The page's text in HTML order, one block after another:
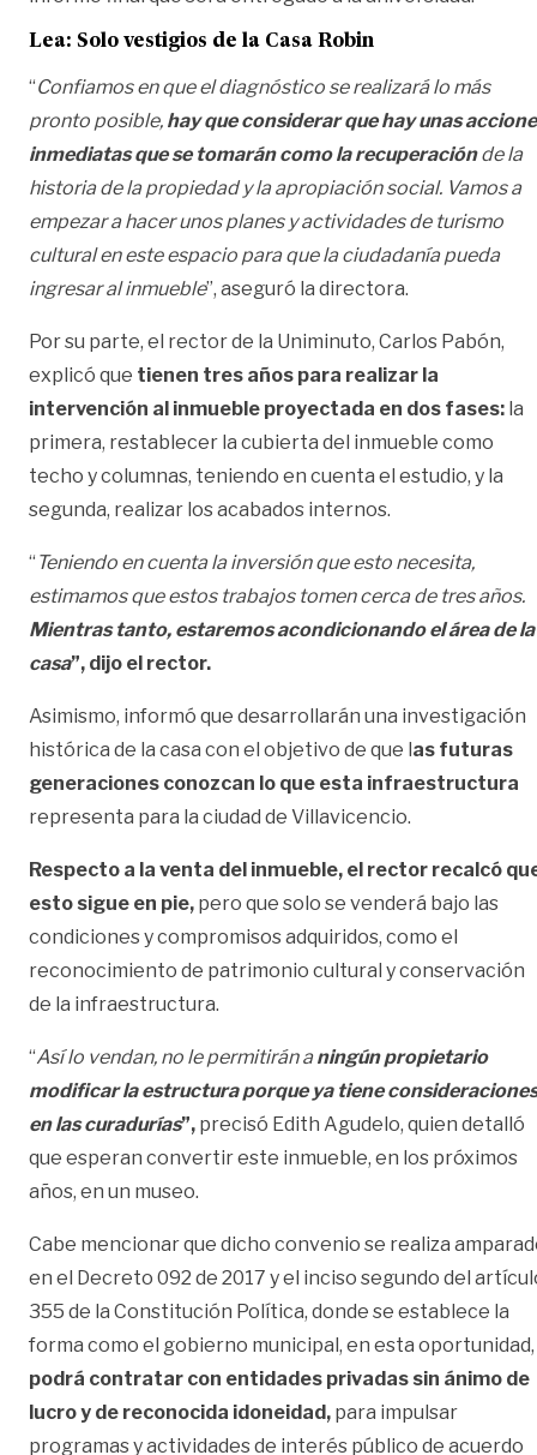
Lea: Solo vestigios de la Casa Robin
“Confiamos en que el diagnóstico se realizará lo más
pronto posible, hay que considerar que hay unas
inmediatas que se tomarán como la recuperaciónde la
historia de la propiedad y la apropiación social. Vamos a
empezar a hacer unos planes y actividades de turismo
cultural en este espacio para que la ciudadanía pueda
ingresar al inmueble”, aseguró la directora.
Por su parte, el rector de la Uniminuto, Carlos Pabón,
explicó que tienen tres años para realizar la
intervención al inmueble proyectada en dos fases: la
primera, restablecer la cubierta del inmueble como
techo y columnas, teniendo en cuenta el estudio, y la
segunda, realizar los acabados internos.
“ Teniendo en cuenta la inversión que esto necesita,
estimamos que estos trabajos tomen cerca de tres años.
Mientras tanto, estaremos acondicionando el área de la
casa”, dijo el rector.
Asimismo, informó que desarrollarán una investigación
histórica de la casa con el objetivo de que l as futuras
generaciones conozcan lo que esta infraestructura
representa para la ciudad de Villavicencio.
Respecto a la venta del inmueble, el rector recalcó
esto sigue en pie, pero que solo se venderá bajo las
condiciones y compromisos adquiridos, como el
reconocimiento de patrimonio cultural y conservación
de la infraestructura.
“Así lo vendan, no le permitirán aningún propietario
modificar la estructura porque ya tiene consideraciones
en las curadurías”, precisó Edith Agudelo, quien detalló
que esperan convertir este inmueble, en los próximos
años, en un museo.
Cabe mencionar que dicho convenio se realiza
en el Decreto 092 de 2017 y el inciso segundo del
355 de la Constitución Política, donde se establece la
forma como el gobierno municipal, en esta oportunidad,
podrá contratar con entidades privadas sin ánimo de
lucro y de reconocida idoneidad, para impulsar
programas y actividades de interés público de acuerdo